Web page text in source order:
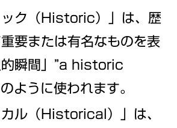
ック（Historic）」は、歴
要または有名なものを表
的瞬間」”a historic
ように使われます。
カル（Historical）」は、